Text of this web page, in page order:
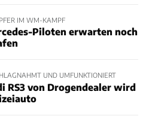
IM WM-KAMPF
Piloten erwarten noch
UND UMFUNKTIONIERT
RS3 von Drogendealer wird